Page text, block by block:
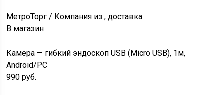
МетроТорг / Компания из , доставка
В магазин
Камера — гибкий эндоскоп USB (Micro USB), 1м,
Android/PC
990руб.